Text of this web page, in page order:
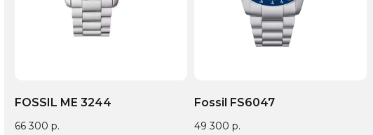
FOSSIL ME 3244
66 300 р.
Fossil FS6047
49 300 р.